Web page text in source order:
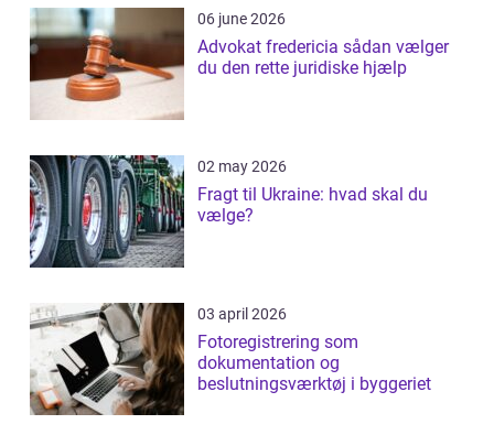
06 june 2026
Advokat fredericia sådan vælger
du den rette juridiske hjælp
02 may 2026
Fragt til Ukraine: hvad skal du
vælge?
03 april 2026
Fotoregistrering som
dokumentation og
beslutningsværktøj i byggeriet